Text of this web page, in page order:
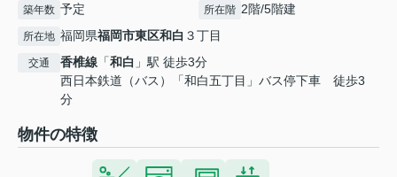
築年数 予定 所在階 2階/5階建
所在地 福岡県福岡市東区和白 ３丁目
交通 香椎線 「和白 」駅 徒歩3分
西日本鉄道（バス）「和白五丁目」バス停下車 徒歩3
分
物件の特徴